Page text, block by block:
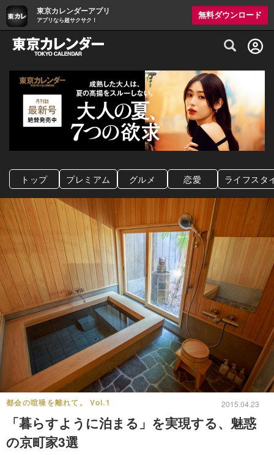
東京カレンダーアプリ
アプリなら超サクサク！
無料ダウンロード
グルメ情報・プレミアムレストラン予約
トップ プレミアム グルメ 恋愛 ライフスタ
都会の喧噪を離れて。 Vol.1 2015.04.23
「暮らすように泊まる」を実現する、魅惑
の京町家3選